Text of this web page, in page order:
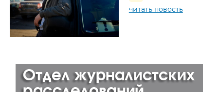
читать новость